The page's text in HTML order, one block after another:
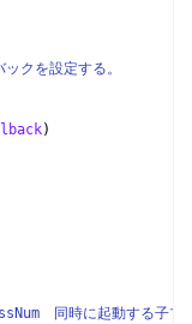
クを設定する。
)
　同時に起動する子プ